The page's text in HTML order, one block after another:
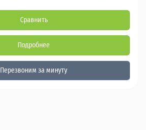
Сравнить
Подробнее
Перезвоним за минуту